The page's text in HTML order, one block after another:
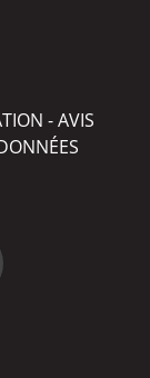
- AVIS